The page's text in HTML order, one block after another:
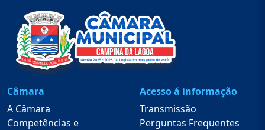
Câmara
A Câmara
Competências e
Acesso á informação
Transmissão
Perguntas Frequentes